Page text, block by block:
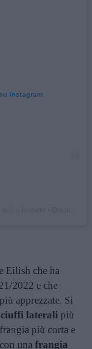
Instagram
Eilish che ha
2022 e che
apprezzate. Si
laterali più
più corta e
una frangia